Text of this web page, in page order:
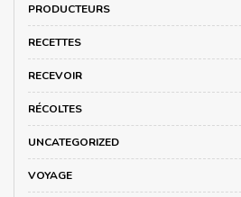
PRODUCTEURS
RECETTES
RECEVOIR
RÉCOLTES
UNCATEGORIZED
VOYAGE